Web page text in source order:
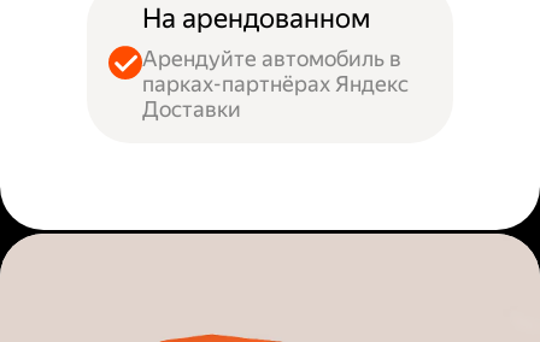
На арендованном
Арендуйте автомобиль в
парках-партнёрах Яндекс
Доставки